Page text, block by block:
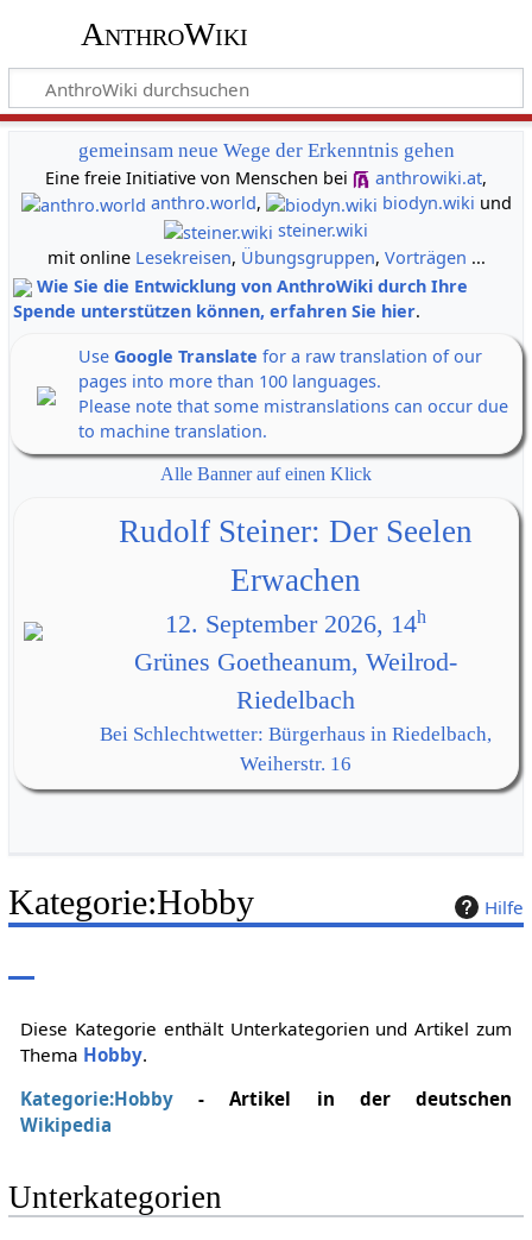
AnthroWiki
gemeinsam neue Wege der Erkenntnis gehen
Eine freie Initiative von Menschen bei
anthrowiki.at,
anthro.world, biodyn.wiki und
steiner.wiki
mit online Lesekreisen, Übungsgruppen, Vorträgen ...
Wie Sie die Entwicklung von AnthroWiki durch Ihre
Spende unterstützen können, erfahren Sie hier.
Use Google Translate for a raw translation of our
pages into more than 100 languages.
Please note that some mistranslations can occur due
to machine translation.
Alle Banner auf einen Klick
Rudolf Steiner: Der Seelen
Erwachen
12. September 2026, 14h
Grünes Goetheanum, Weilrod-
Riedelbach
Bei Schlechtwetter: Bürgerhaus in Riedelbach,
Weiherstr. 16
Hilfe
Kategorie:Hobby
Diese Kategorie enthält Unterkategorien und Artikel zum
Thema Hobby.
Kategorie:Hobby- Artikel in der deutschen
Wikipedia
Unterkategorien